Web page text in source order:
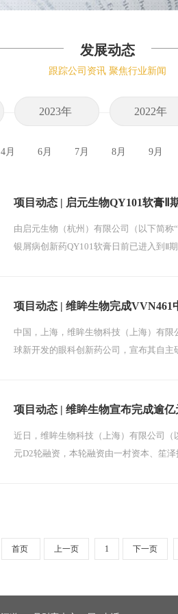
发展动态
跟踪公司资讯 聚焦行业新闻
2023年 2022年
4月 6月 7月 8月 9月
项目动态 | 启元生物QY101软膏Ⅱ
由启元生物（杭州）有限公司（以下简称
银屑病创新药QY101软膏日前已进入到Ⅱ
项目动态 | 维眸生物完成
中国，上海，维眸生物科技（上海）有限
球新开发的眼科创新药公司，宣布其自
项目动态 | 维眸生物宣布完成逾
近日，维眸生物科技（上海）有限公司（
元D2轮融资，本轮融资由一村资本、笙
首页 上一页 1 下一页